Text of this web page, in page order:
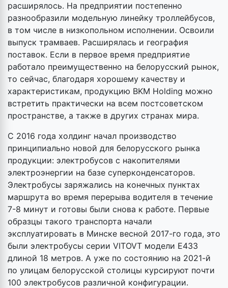
расширялось. На предприятии постепенно
разнообразили модельную линейку троллейбусов,
в том числе в низкопольном исполнении. Освоили
выпуск трамваев. Расширялась и география
поставок. Если в первое время предприятие
работало преимущественно на белорусский рынок,
то сейчас, благодаря хорошему качеству и
характеристикам, продукцию BKM Holding можно
встретить практически на всем постсоветском
пространстве, а также в других странах мира.
С 2016 года холдинг начал производство
принципиально новой для белорусского рынка
продукции: электробусов с накопителями
электроэнергии на базе суперконденсаторов.
Электробусы заряжались на конечных пунктах
маршрута во время перерыва водителя в течение
7-8 минут и готовы были снова к работе. Первые
образцы такого транспорта начали
эксплуатировать в Минске весной 2017-го года, это
были электробусы серии VITOVT модели Е433
длиной 18 метров. А уже по состоянию на 2021-й
по улицам белорусской столицы курсируют почти
100 электробусов различной конфигурации.